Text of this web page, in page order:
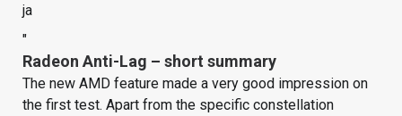
ja
"
Radeon Anti-Lag – short summary
The new AMD feature made a very good impression on
the first test. Apart from the specific constellation